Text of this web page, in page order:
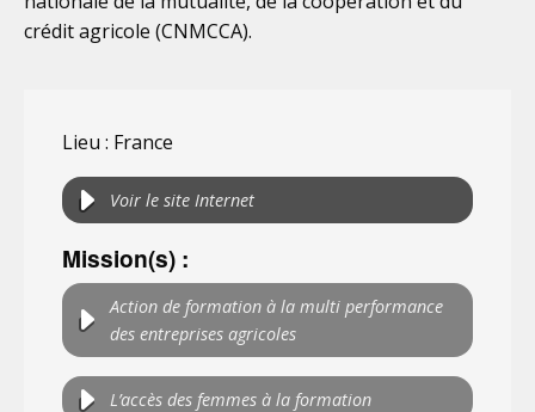
crédit agricole (CNMCCA).
Lieu : France
Voir le site Internet
Mission(s) :
Action de formation à la multi performance
des entreprises agricoles
L’accès des femmes à la formation